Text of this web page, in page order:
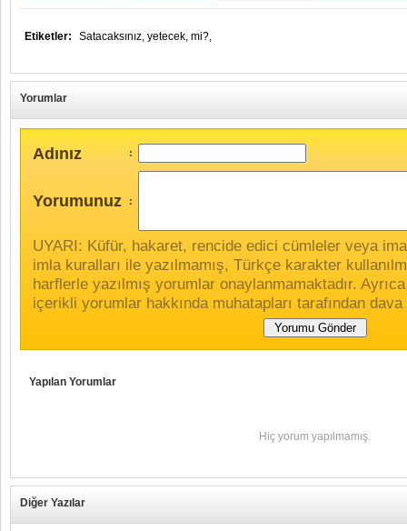
Etiketler: Satacaksınız, yetecek, mi?,
Yorumlar
Adınız :
Yorumunuz :
UYARI: Küfür, hakaret, rencide edici cümleler veya
imla kuralları ile yazılmamış, Türkçe karakter
harflerle yazılmış yorumlar onaylanmamaktadır.
içerikli yorumlar hakkında muhatapları tarafından
Yapılan Yorumlar
Hiç yorum yapılmamış.
Diğer Yazılar